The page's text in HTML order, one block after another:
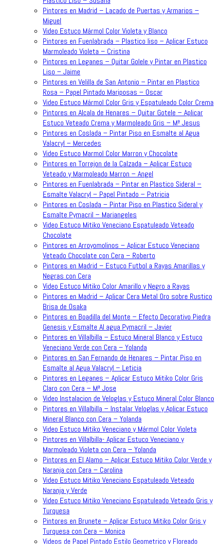
Pintores en Madrid – Lacado de Puertas y Armarios –
Miguel
Video Estuco Mármol Color Violeta y Blanco
Pintores en Fuenlabrada – Plastico liso – Aplicar Estuco
Marmoleado Violeta – Cristina
Pintores en Leganes – Quitar Golele y Pintar en Plastico
Liso – Jaime
Pintores en Velilla de San Antonio – Pintar en Plastico
Rosa – Papel Pintado Mariposas – Oscar
Video Estuco Mármol Color Gris y Espatuleado Color Crema
Pintores en Alcala de Henares – Quitar Gotele – Aplicar
Estuco Veteado Crema y Marmoleado Gris – Mª Jesus
Pintores en Coslada – Pintar Piso en Esmalte al Agua
Valacryl – Mercedes
Video Estuco Marmol Color Marron y Chocolate
Pintores en Torrejon de la Calzada – Aplicar Estuco
Veteado y Marmoleado Marron – Angel
Pintores en Fuenlabrada – Pintar en Plastico Sideral –
Esmalte Valacryl – Papel Pintado – Patricia
Pintores en Coslada – Pintar Piso en Plastico Sideral y
Esmalte Pymacril – Mariangeles
Video Estuco Mitiko Veneciano Espatuleado Veteado
Chocolate
Pintores en Arroyomolinos – Aplicar Estuco Veneciano
Veteado Chocolate con Cera – Roberto
Pintores en Madrid – Estuco Futbol a Rayas Amarillas y
Negras con Cera
Video Estuco Mitiko Color Amarillo y Negro a Rayas
Pintores en Madrid – Aplicar Cera Metal Oro sobre Rustico
Brisa de Osaka
Pintores en Boadilla del Monte – Efecto Decorativo Piedra
Genesis y Esmalte Al agua Pymacril – Javier
Pintores en Villalbilla – Estuco Mineral Blanco y Estuco
Veneciano Verde con Cera – Yolanda
Pintores en San Fernando de Henares – Pintar Piso en
Esmalte al Agua Valacryl – Leticia
Pintores en Leganes – Aplicar Estuco Mitiko Color Gris
Claro con Cera – Mª Jose
Video Instalacion de Veloglas y Estuco Mineral Color Blanco
Pintores en Villalbilla – Instalar Veloglas y Aplicar Estuco
Mineral Blanco con Cera – Yolanda
Video Estuco Mitiko Veneciano y Mármol Color Violeta
Pintores en Villalbilla- Aplicar Estuco Veneciano y
Marmoleado Violeta con Cera – Yolanda
Pintores en El Alamo – Aplicar Estuco Mitiko Color Verde y
Naranja con Cera – Carolina
Video Estuco Mitiko Veneciano Espatuleado Veteado
Naranja y Verde
Video Estuco Mitiko Veneciano Espatuleado Veteado Gris y
Turquesa
Pintores en Brunete – Aplicar Estuco Mitiko Color Gris y
Turquesa con Cera – Monica
Videos de Papel Pintado Estilo Geometrico y Floreado